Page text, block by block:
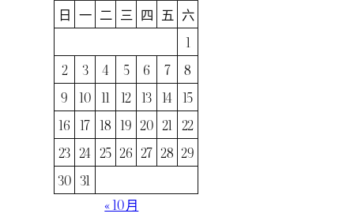
日 一 二 三 四 五 六
1
2
3 4 5 6 7
8
9
10 11 12 13 14 15
16 17 18 19 20 21 22
23 24 25 26 27 28 29
30 31
« 10 月